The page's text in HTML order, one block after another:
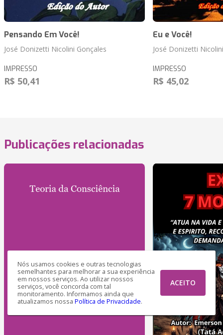
Nós usamos cookies e outras tecnologias
semelhantes para melhorar a sua experiência
em nossos serviços. Ao utilizar nossos
serviços, você concorda com tal
monitoramento. Informamos ainda que
atualizamos nossa Política de Privacidade.
ACEITO
Pensando Em Você!
José Donizetti Nicolini Gonçales
IMPRESSO
R$ 50,41
Eu e Você!
José Donizetti
IMPRESSO
R$ 45,02
Publicações relacionadas